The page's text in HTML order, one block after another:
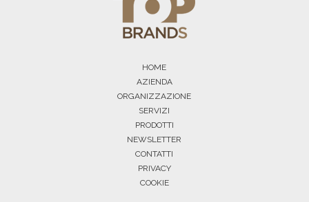
HOME
AZIENDA
ORGANIZZAZIONE
SERVIZI
PRODOTTI
NEWSLETTER
CONTATTI
PRIVACY
COOKIE